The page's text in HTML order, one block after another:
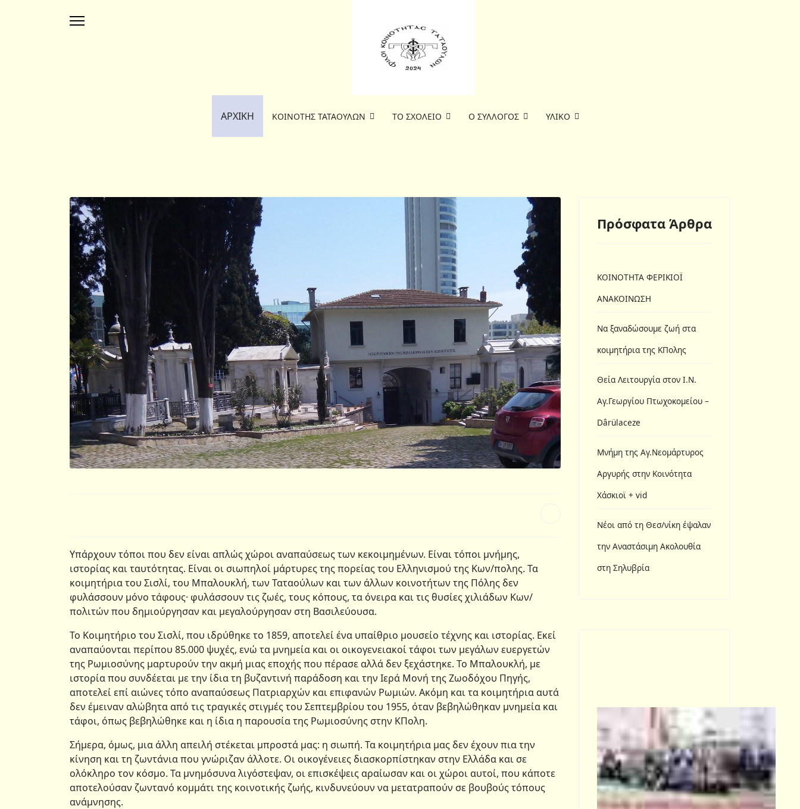
ΑΡΧΙΚΗ ΚΟΙΝΟΤΗΣ ΤΑΤΑΟΥΛΩΝ ΤΟ ΣΧΟΛΕΙΟ Ο ΣΥΛΛΟΓΟΣ ΥΛΙΚΟ
Υπάρχουν τόποι που δεν είναι απλώς χώροι αναπαύσεως των κεκοιμημένων. Είναι τόποι μνήμης,
ιστορίας και ταυτότητας. Είναι οι σιωπηλοί μάρτυρες της πορείας του Ελληνισμού της Κων/πολης. Τα
κοιμητήρια του Σισλί, του Μπαλουκλή, των Ταταούλων και των άλλων κοινοτήτων της Πόλης δεν
φυλάσσουν μόνο τάφους· φυλάσσουν τις ζωές, τους κόπους, τα όνειρα και τις θυσίες χιλιάδων Κων/
πολιτών που δημιούργησαν και μεγαλούργησαν στη Βασιλεύουσα.
Το Κοιμητήριο του Σισλί, που ιδρύθηκε το 1859, αποτελεί ένα υπαίθριο μουσείο τέχνης και ιστορίας. Εκεί
αναπαύονται περίπου 85.000 ψυχές, ενώ τα μνημεία και οι οικογενειακοί τάφοι των μεγάλων ευεργετών
της Ρωμιοσύνης μαρτυρούν την ακμή μιας εποχής που πέρασε αλλά δεν ξεχάστηκε. Το Μπαλουκλή, με
ιστορία που συνδέεται με την ίδια τη βυζαντινή παράδοση και την Ιερά Μονή της Ζωοδόχου Πηγής,
αποτελεί επί αιώνες τόπο αναπαύσεως Πατριαρχών και επιφανών Ρωμιών. Ακόμη και τα κοιμητήρια αυτά
δεν έμειναν αλώβητα από τις τραγικές στιγμές του Σεπτεμβρίου του 1955, όταν βεβηλώθηκαν μνημεία και
τάφοι, όπως βεβηλώθηκε και η ίδια η παρουσία της Ρωμιοσύνης στην ΚΠολη.
Σήμερα, όμως, μια άλλη απειλή στέκεται μπροστά μας: η σιωπή. Τα κοιμητήρια μας δεν έχουν πια την
κίνηση και τη ζωντάνια που γνώριζαν άλλοτε. Οι οικογένειες διασκορπίστηκαν στην Ελλάδα και σε
ολόκληρο τον κόσμο. Τα μνημόσυνα λιγόστεψαν, οι επισκέψεις αραίωσαν και οι χώροι αυτοί, που κάποτε
αποτελούσαν ζωντανό κομμάτι της κοινοτικής ζωής, κινδυνεύουν να μετατραπούν σε βουβούς τόπους
ανάμνησης.
Πρόσφατα Άρθρα
ΚΟΙΝΟΤΗΤΑ ΦΕΡΙΚΙΟΪ
ΑΝΑΚΟΙΝΩΣΗ
Να ξαναδώσουμε ζωή στα
κοιμητήρια της ΚΠολης
Θεία Λειτουργία στον Ι.N.
Αγ.Γεωργίου Πτωχοκομείου –
Dârülaceze
Μνήμη της Αγ.Νεομάρτυρος
Αργυρής στην Κοινότητα
Χάσκιοϊ + vid
Νέοι από τη Θεσ/νίκη έψαλαν
την Αναστάσιμη Ακολουθία
στη Σηλυβρία